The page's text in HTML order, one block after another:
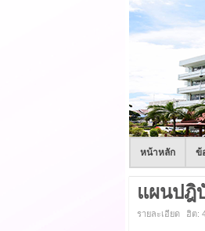
หน้าหลัก ข้
แผนปฎิ
รายละเอียด ฮิต: